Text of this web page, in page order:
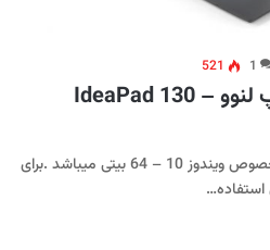
1
521
دانلود درایورهای لپ تاپ لنوو IdeaPad 130 –
.تمامی درایور های این بخش مخصوص ویندوز 10 – 64 بیتی میباشد .برای